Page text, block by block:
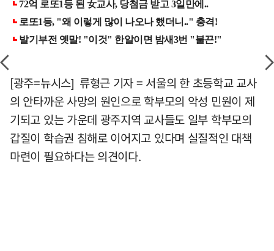
[광주=뉴시스] 류형근 기자 = 서울의 한 초등학교 교사
의 안타까운 사망의 원인으로 학부모의 악성 민원이 제
기되고 있는 가운데 광주지역 교사들도 일부 학부모의
갑질이 학습권 침해로 이어지고 있다며 실질적인 대책
마련이 필요하다는 의견이다.